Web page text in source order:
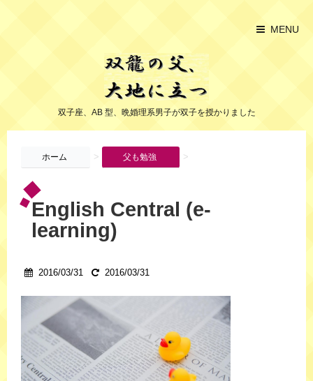
MENU
双子座、AB 型、晩婚理系男子が双子を授かりました
ホーム > 父も勉強 >
English Central (e-
learning)
2016/03/31 2016/03/31